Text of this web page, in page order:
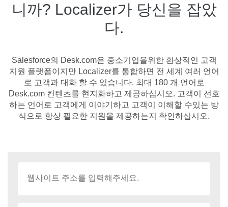
니까? Localizer가 당신을 잡았
다.
Salesforce의 Desk.com은 중소기업을위한 환상적인 고객
지원 플랫폼이지만 Localizer를 통합하면 전 세계 여러 언어
로 고객과 대화 할 수 있습니다. 최대 180 개 언어로
Desk.com 컨텐츠를 현지화하고 제공하십시오. 고객이 선호
하는 언어로 고객에게 이야기하고 고객이 이해할 수있는 방
식으로 항상 필요한 지원을 제공하는지 확인하십시오.